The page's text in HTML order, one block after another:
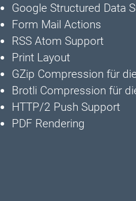
Google Structured Data
Form Mail Actions
RSS Atom Support
Print Layout
GZip Compression für
Brotli Compression für
HTTP/2 Push Support
PDF Rendering